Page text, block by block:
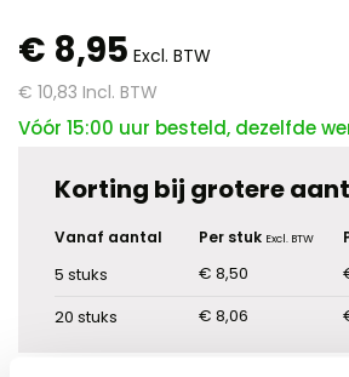
€ 8,95 Excl. BTW
€ 10,83 Incl. BTW
Vóór 15:00 uur besteld, dezelfde
Korting bij grotere
Vanaf aantal Per stuk Excl. BTW
5 stuks € 8,50
20 stuks € 8,06